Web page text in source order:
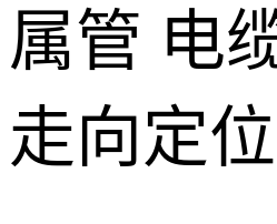
属管 电
走向定位